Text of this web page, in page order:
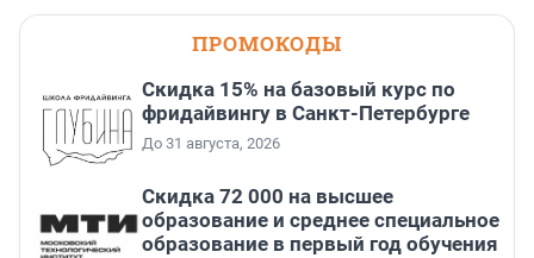
ПРОМОКОДЫ
Скидка 15% на базовый курс по
фридайвингу в Санкт-Петербурге
До 31 августа, 2026
Скидка 72 000 на высшее
образование и среднее специальное
образование в первый год обучения